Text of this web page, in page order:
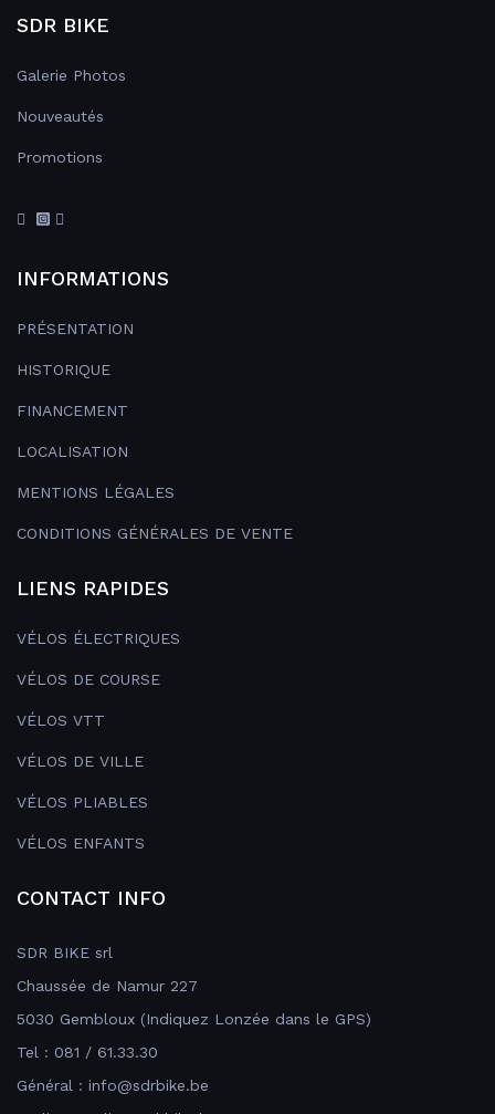
SDR BIKE
Galerie Photos
Nouveautés
Promotions
INFORMATIONS
PRÉSENTATION
HISTORIQUE
FINANCEMENT
LOCALISATION
MENTIONS LÉGALES
CONDITIONS GÉNÉRALES DE VENTE
LIENS RAPIDES
VÉLOS ÉLECTRIQUES
VÉLOS DE COURSE
VÉLOS VTT
VÉLOS DE VILLE
VÉLOS PLIABLES
VÉLOS ENFANTS
CONTACT INFO
SDR BIKE srl
Chaussée de Namur 227
5030 Gembloux (Indiquez Lonzée dans le GPS)
Tel : 081 / 61.33.30
Général : info@sdrbike.be